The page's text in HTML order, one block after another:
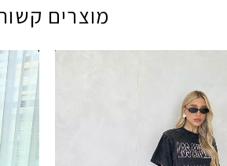
מוצרים